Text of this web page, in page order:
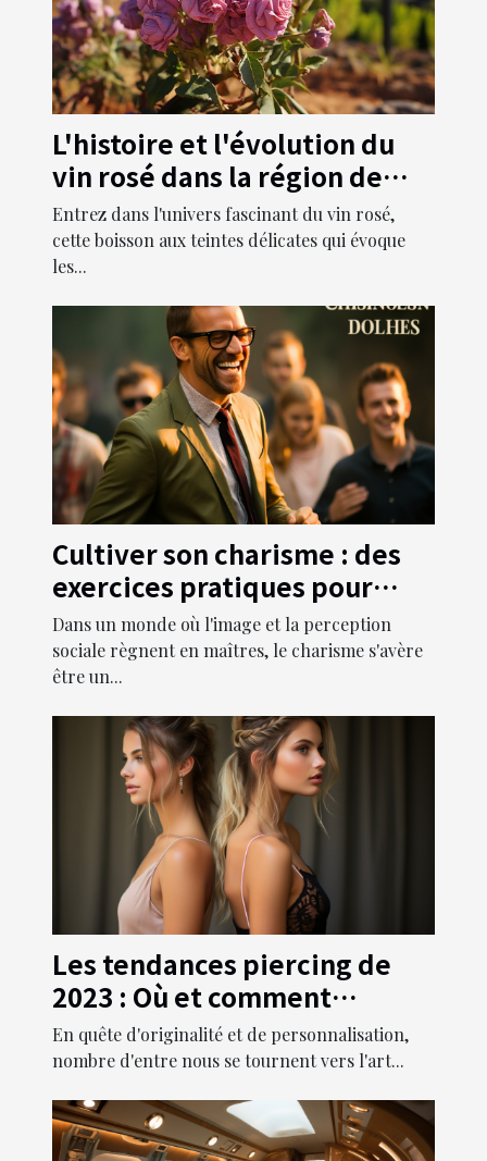
L'histoire et l'évolution du
vin rosé dans la région de
Provence
Entrez dans l'univers fascinant du vin rosé,
cette boisson aux teintes délicates qui évoque
les...
Cultiver son charisme : des
exercices pratiques pour
devenir irrésistible
Dans un monde où l'image et la perception
sociale règnent en maîtres, le charisme s'avère
être un...
Les tendances piercing de
2023 : Où et comment
sublimer votre look avec de
nouveaux piercings
En quête d'originalité et de personnalisation,
nombre d'entre nous se tournent vers l'art...